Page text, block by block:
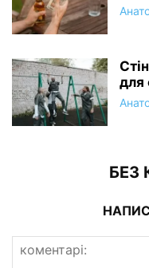
для
БЕЗ